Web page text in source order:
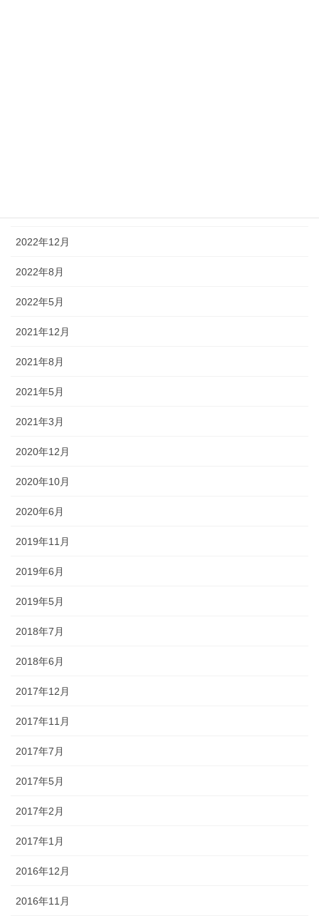
2022年12月
2022年8月
2022年5月
2021年12月
2021年8月
2021年5月
2021年3月
2020年12月
2020年10月
2020年6月
2019年11月
2019年6月
2019年5月
2018年7月
2018年6月
2017年12月
2017年11月
2017年7月
2017年5月
2017年2月
2017年1月
2016年12月
2016年11月